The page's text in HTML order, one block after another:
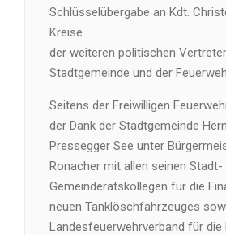
Schlüsselübergabe an Kdt.
Kreise
der weiteren politischen
Stadtgemeinde und der
Seitens der Freiwilligen
der Dank der Stadtgemeinde
Pressegger See unter
Ronacher mit allen seinen Stadt-
Gemeinderatskollegen für die
neuen Tanklöschfahrzeuges
Landesfeuerwehrverband für die